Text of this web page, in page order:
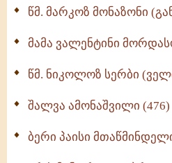
წმ. მარკოზ მონაზონი
მამა ვალენტინი
წმ. ნიკოლოზ სერბი
შალვა ამონაშვილი (476)
ბერი პაისი